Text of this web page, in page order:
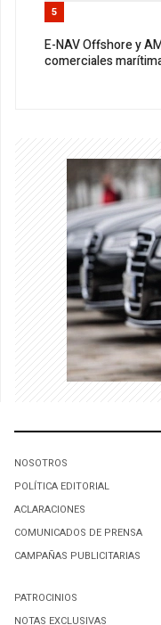
5
E-NAV Offshore y
comerciales
NOSOTROS
POLÍTICA EDITORIAL
ACLARACIONES
COMUNICADOS DE PRENSA
CAMPAÑAS PUBLICITARIAS
PATROCINIOS
NOTAS EXCLUSIVAS